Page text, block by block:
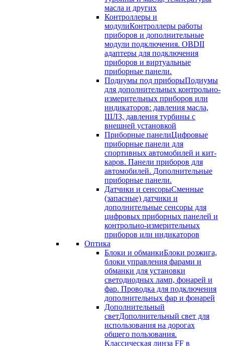
масла и других
Контроллеры и
модулиКонтроллеры работы
приборов и дополнительные
модули подключения. OBDII
адаптеры для подключения
приборов и виртуальные
приборные панели.
Подиумы под приборыПодиумы
для дополнительных контрольно-
измерительных приборов или
индикаторов: давления масла,
ШЛЗ, давления турбины с
внешней установкой
Приборные панелиЦифровые
приборные панели для
спортивных автомобилей и кит-
каров. Панели приборов для
автомобилей. Дополнительные
приборные панели.
Датчики и сенсорыСменные
(запасные) датчики и
дополнительные сенсоры для
цифровых приборных панелей и
контрольно-измерительных
приборов или индикаторов
Оптика
Блоки и обманкиБлоки розжига,
блоки управления фарами и
обманки для установки
светодиодных ламп, фонарей и
фар. Проводка для подключения
дополнительных фар и фонарей
Дополнительный
светДополнительный свет для
использования на дорогах
общего пользования.
Классическая линза FF в